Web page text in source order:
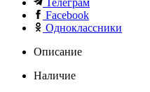
Facebook
Одноклассники
Описание
Наличие